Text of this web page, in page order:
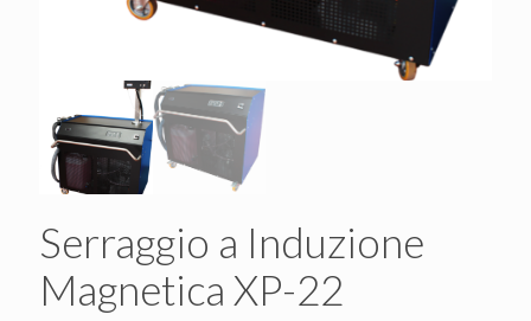
Serraggio a Induzione
Magnetica XP-22